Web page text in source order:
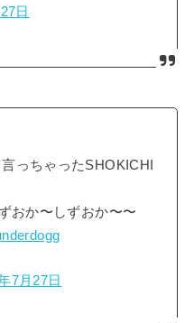
日
っちゃったSHOKICHI
おか〜しずおか〜〜
7月27日